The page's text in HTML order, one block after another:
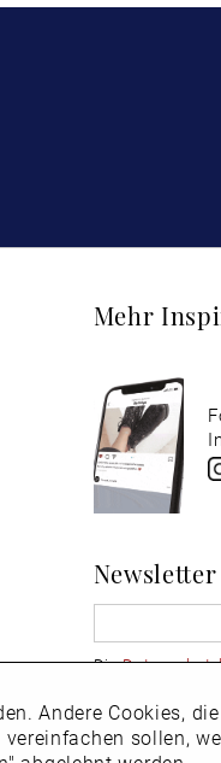
Mehr
Newsletter
Die
Hiervom
Andere Cookies,
sollen,